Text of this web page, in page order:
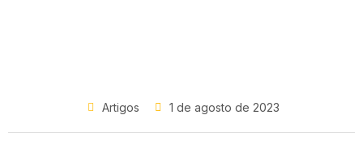
Artigos 1 de agosto de 2023